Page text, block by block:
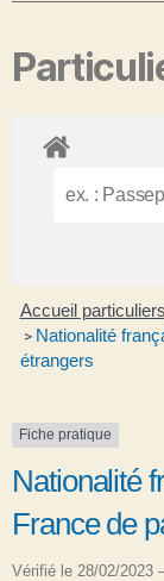
Accueil particuliers
> Nationalité
étrangers
Fiche pratique
Nationalité
France de
Vérifié le 28/02/2023